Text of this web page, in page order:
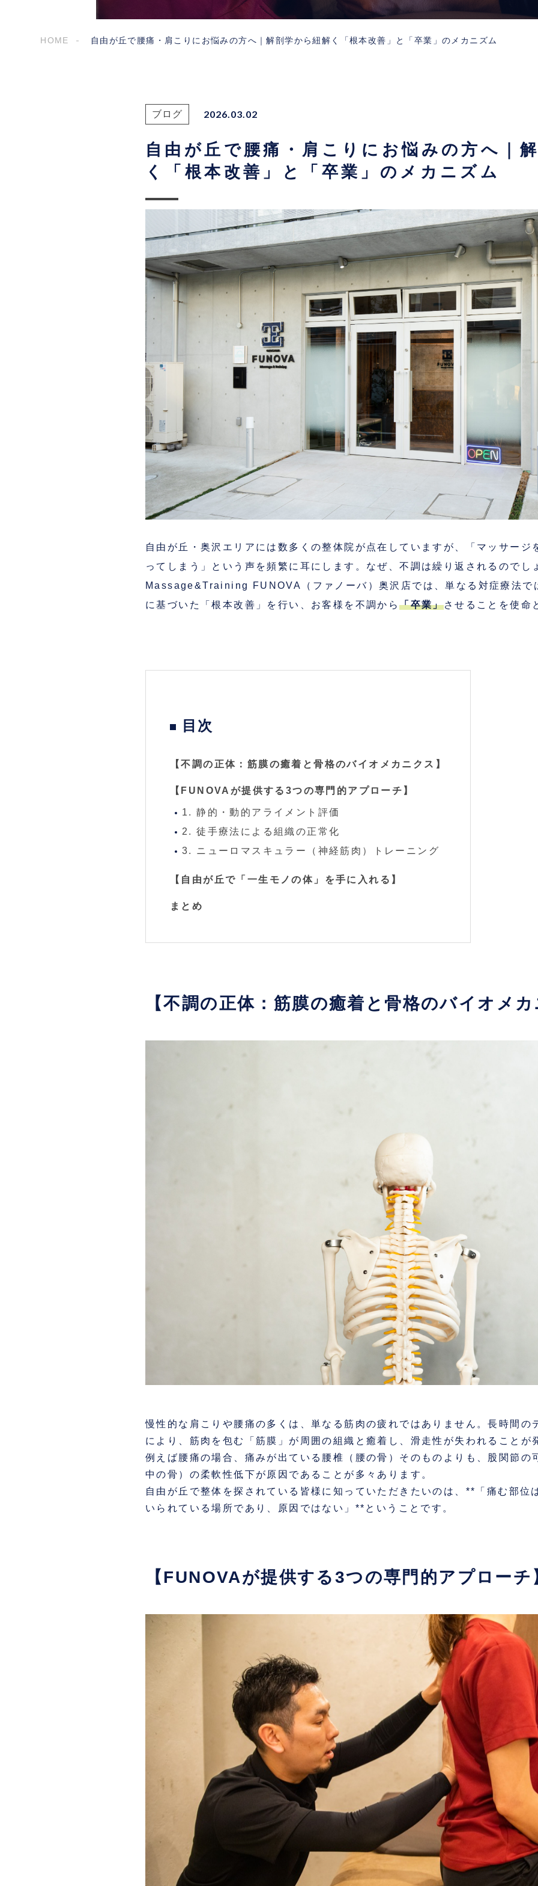
HOME 自由が丘で腰痛・肩こりにお悩みの方へ｜解剖学から紐解く「根本改善」と「卒業」のメカニズム
ブログ 2026.03.02
自由が丘で腰痛・肩こりにお悩みの方へ｜
く「根本改善」と「卒業」のメカニズム
自由が丘・奥沢エリアには数多くの整体院が点在していますが、「マッサージ
ってしまう」という声を頻繁に耳にします。なぜ、不調は繰り返されるのでし
Massage&Training FUNOVA（ファノーバ）奥沢店では、単なる対症療法で
に基づいた「根本改善」を行い、お客様を不調から「卒業」させることを使命
目次
【不調の正体：筋膜の癒着と骨格のバイオメカニクス】
【FUNOVAが提供する3つの専門的アプローチ】
1. 静的・動的アライメント評価
2. 徒手療法による組織の正常化
3. ニューロマスキュラー（神経筋肉）トレーニング
【自由が丘で「一生モノの体」を手に入れる】
まとめ
【不調の正体：筋膜の癒着と骨格のバイオメ
慢性的な肩こりや腰痛の多くは、単なる筋肉の疲れではありません。長時間の
により、筋肉を包む「筋膜」が周囲の組織と癒着し、滑走性が失われることが
例えば腰痛の場合、痛みが出ている腰椎（腰の骨）そのものよりも、股関節の
中の骨）の柔軟性低下が原因であることが多々あります。
自由が丘で整体を探されている皆様に知っていただきたいのは、**「痛む部位
いられている場所であり、原因ではない」**ということです。
【FUNOVAが提供する3つの専門的アプローチ